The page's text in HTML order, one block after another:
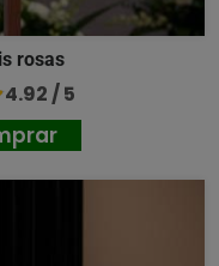
rosas
4.92 / 5